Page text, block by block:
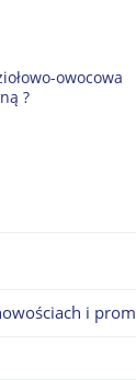
owocowa
?
i